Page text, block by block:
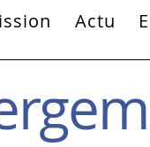
Actu